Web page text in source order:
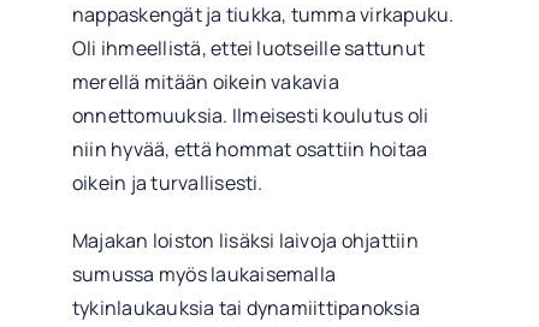
nappaskengät ja tiukka, tumma virkapuku.
Oli ihmeellistä, ettei luotseille sattunut
merellä mitään oikein vakavia
onnettomuuksia. Ilmeisesti koulutus oli
niin hyvää, että hommat osattiin hoitaa
oikein ja turvallisesti.
Majakan loiston lisäksi laivoja ohjattiin
sumussa myös laukaisemalla
tykinlaukauksia tai dynamiittipanoksia